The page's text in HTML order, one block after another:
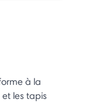
à la
les tapis